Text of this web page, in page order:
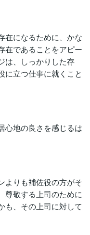
在になるために、かな
在であることをアピー
は、しっかりした存
に立つ仕事に就くこと
心地の良さを感じるは
よりも補佐役の方がそ
尊敬する上司のために
も、その上司に対して